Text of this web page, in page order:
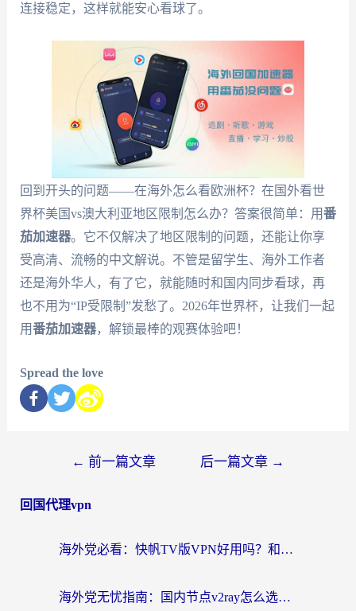
连接稳定，这样就能安心看球了。
回到开头的问题——在海外怎么看欧洲杯？在国外看世
界杯美国vs澳大利亚地区限制怎么办？答案很简单：用番
茄加速器。它不仅解决了地区限制的问题，还能让你享
受高清、流畅的中文解说。不管是留学生、海外工作者
还是海外华人，有了它，就能随时和国内同步看球，再
也不用为“IP受限制”发愁了。2026年世界杯，让我们一起
用番茄加速器，解锁最棒的观赛体验吧！
Spread the love
← 前一篇文章 后一篇文章 →
回国代理vpn
海外党必看：快帆TV版VPN好用吗？和快游VPN对比哪个回国效果更好？附实用避坑指南
海外党无忧指南：国内节点v2ray怎么选？一键回国VPN+多场景实测帮你避坑